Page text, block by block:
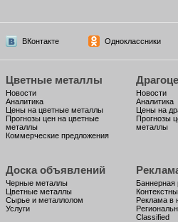
ВКонтакте Одноклассники
Цветные металлы
Новости
Аналитика
Цены на цветные металлы
Прогнозы цен на цветные
металлы
Коммерческие предложения
Новости
Аналитика
Цены на
Прогнозы
металлы
Доска объявлений
Черные металлы
Цветные металлы
Сырье и металлолом
Услуги
Баннерная
Реклама в
Classified